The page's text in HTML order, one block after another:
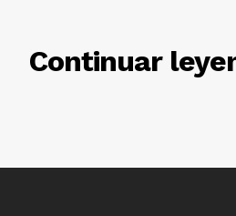
Continuar